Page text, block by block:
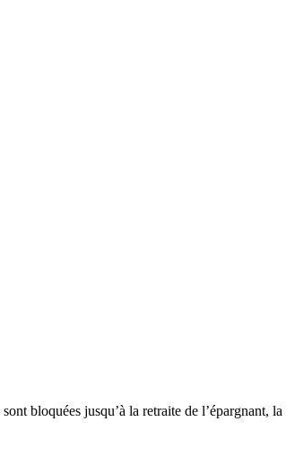
bloquées jusqu’à la retraite de l’épargnant,